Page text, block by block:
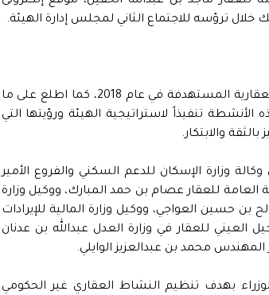
ترؤسه للاجتماع الثاني لمجلس إدارة الهيئة.
وطبقا لما نشرته وكالات الأنباء، استعرض المجلس الأنشطة العقارية المستهدفة في عام 2018، كما اطلع على ما
تنفيذاً لاستراتيجية الهيئة ورؤيتها التي
والابتكار.
وزارة الإسكان للدعم السكني والفروع الأمير
للعقار عصام بن حمد المبارك، ووكيل وزارة
بن حسين العواجي، ووكيل وزارة المالية للإيرادات
للعقار في وزارة العدل عبدالله بن عدنان
المهندس محمد بن عبدالعزيز الوايلي.
بهدف تنظيم النشاط العقاري غير الحكومي